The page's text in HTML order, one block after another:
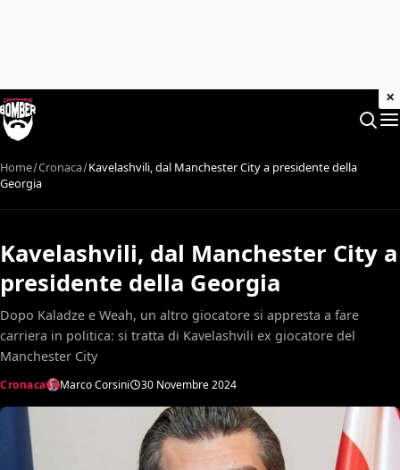
Home Cronaca Kavelashvili, dal Manchester City a presidente della
Georgia
Kavelashvili, dal Manchester City a
presidente della Georgia
Dopo Kaladze e Weah, un altro giocatore si appresta a fare
carriera in politica: si tratta di Kavelashvili ex giocatore del
Manchester City
Cronaca Marco Corsini 30 Novembre 2024
×